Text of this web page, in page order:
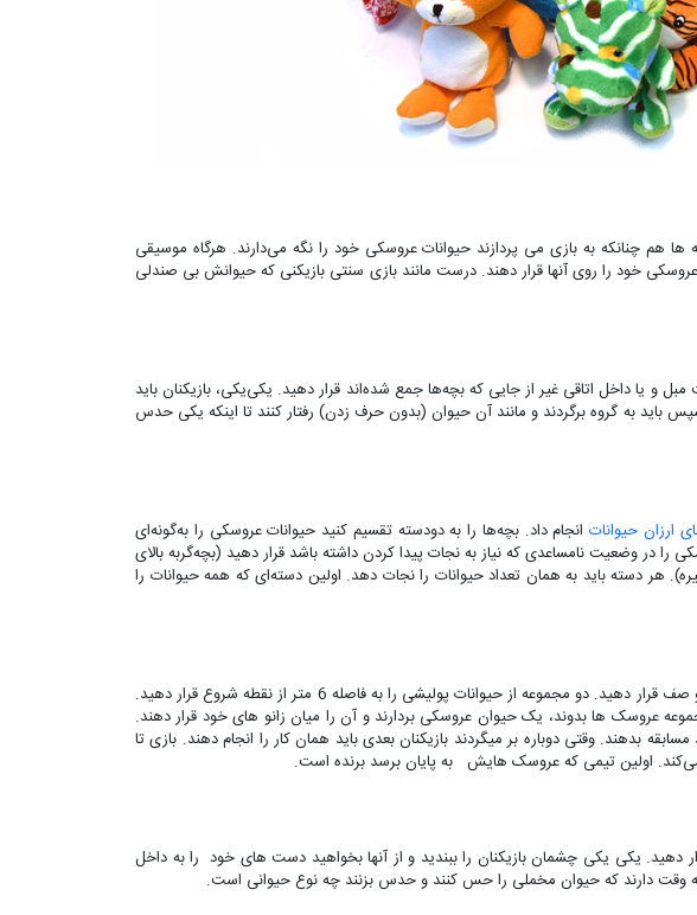
هم ‌چنانکه به بازی می ‌پردازند حیوانات عروسکی خود را نگه می‌دارند. هرگاه موسیقی
خود را روی آنها قرار دهند. درست مانند بازی سنتی بازیکنی که حیوانش بی صندلی
یا داخل اتاقی غیر از جایی که بچه‌ها جمع شده‌اند قرار دهید. یکی‌یکی، بازیکنان باید
باید به گروه برگردند و مانند آن حیوان (بدون حرف زدن) رفتار کنند تا اینکه یکی حدس
ارزان حیواناتانجام داد. بچه‌ها را به دودسته تقسیم کنید حیوانات عروسکی را به‌گونه‌ای
را در وضعیت نامساعدی که نیاز به نجات پیدا کردن داشته باشد قرار دهید (بچه‌گربه بالای
هر دسته باید به همان تعداد حیوانات را نجات دهد. اولین دسته‌ای که همه حیوانات را
بازیکنان را به دو دسته تقسیم کنید. بچه ‌ها را پشت نقطه شروع در دو صف قرار دهید. دو مجموعه از حیوانات پولیشی را به فاصله 6 متر از نقطه شروع قرار دهید.
عروسک‌ ها بدوند، یک حیوان عروسکی بردارند و آن را میان زانو های خود قرار دهند.
بدهند. وقتی دوباره بر میگردند بازیکنان بعدی باید همان کار را انجام دهند. بازی تا
اولین تیمی که عروسک هایش به پایان برسد برنده است.
دهید. یکی ‌یکی چشمان بازیکنان را ببندید و از آنها بخواهید دست های خود را به داخل
وقت دارند که حیوان مخملی را حس کنند و حدس بزنند چه نوع حیوانی است.